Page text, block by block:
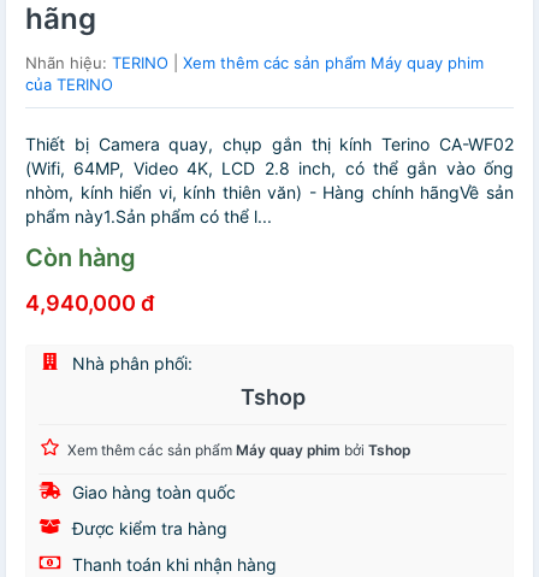
hãng
Nhãn hiệu: TERINO
Xem thêm các sản phẩm Máy quay phim
của TERINO
Thiết bị Camera quay, chụp gắn thị kính Terino CA-WF02
(Wifi, 64MP, Video 4K, LCD 2.8 inch, có thể gắn vào ống
nhòm, kính hiển vi, kính thiên văn) - Hàng chính hãngVề sản
phẩm này1.Sản phẩm có thể l...
Còn hàng
4,940,000 đ
Nhà phân phối:
Tshop
Xem thêm các sản phẩm Máy quay phim bởi Tshop
Giao hàng toàn quốc
Được kiểm tra hàng
Thanh toán khi nhận hàng